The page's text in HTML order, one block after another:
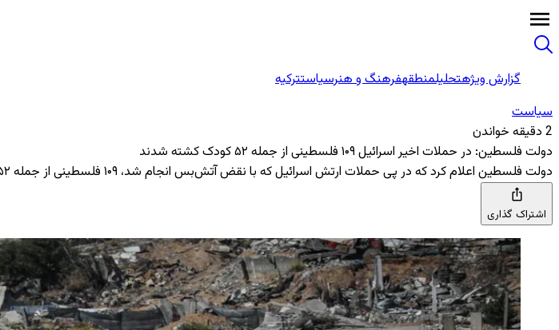
گزارش ویژهتحلیلمنطقهفرهنگ و هنرسیاستترکیه
سیاست
2 دقیقه خواندن
دولت فلسطین: در حملات اخیر اسرائیل ۱۰۹ فلسطینی از جمله ۵۲ کودک کشته شدند
دولت فلسطین اعلام کرد که در پی حملات ارتش اسرائیل که با نقض آتش‌بس انجام شد، ۱۰۹ فلسطینی از جمله ۵۲ کودک و ۲۳ زن جان خود را از دست دادند.
اشتراک گذاری